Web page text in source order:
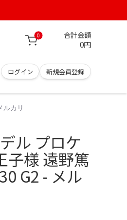
0 合計金額
0円
ログイン 新規会員登録
ルカリ
ル プロケ
子様 遠野篤
G2 - メル